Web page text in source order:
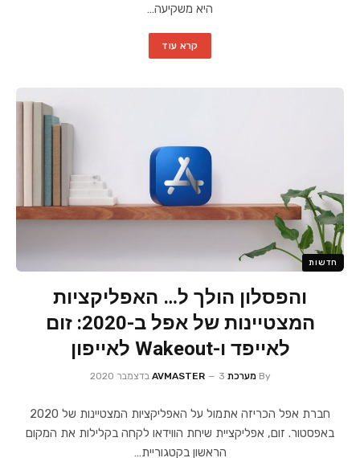
היא משקיעה…
קרא עוד
חדשות
והפסלון הולך ל… האפליקציות
המצטיינות של אפל ב-2020: זום
לאייפד ו-Wakeout לאייפון
By מערכת AVMASTER 3 בדצמבר 2020
חברת אפל הכריזה אתמול על האפליקציות המצטיינות של 2020
באפסטור. זום, אפליקציית שיחת הווידאו לקחה בקלילות את המקום
הראשון בקטגוריית…